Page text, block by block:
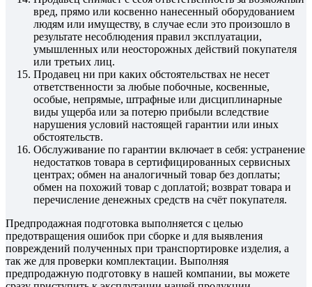
вред, прямо или косвенно нанесенный оборудованием
людям или имуществу, в случае если это произошло в
результате несоблюдения правил эксплуатации,
умышленных или неосторожных действий покупателя
или третьих лиц.
Продавец ни при каких обстоятельствах не несет
ответственности за любые побочные, косвенные,
особые, непрямые, штрафные или дисциплинарные
виды ущерба или за потерю прибыли вследствие
нарушения условий настоящей гарантии или иных
обстоятельств.
Обслуживание по гарантии включает в себя: устранение
недостатков товара в сертифицированных сервисных
центрах; обмен на аналогичный товар без доплаты;
обмен на похожий товар с доплатой; возврат товара и
перечисление денежных средств на счёт покупателя.
Предпродажная подготовка выполняется с целью
предотвращения ошибок при сборке и для выявления
повреждений полученных при транспортировке изделия, а
так же для проверки комплектации. Выполняя
предпродажную подготовку в нашей компании, вы можете